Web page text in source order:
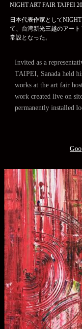
NIGHT ART FAIR TAIPEI
日本代表作家として
て、台湾新光三越のアー
常設となった。
Invited as a
TAIPEI, Sanada held
works at the art fair
work created live on
permanently installed